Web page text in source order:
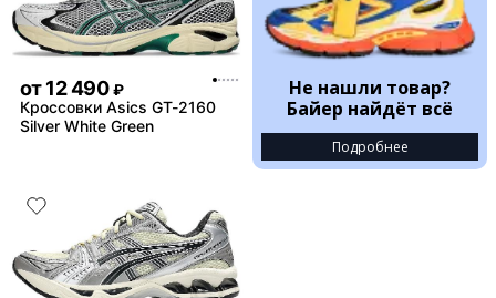
от12 490 ₽
Кроссовки Asics GT-2160
Silver White Green
Не нашли товар?
Байер найдёт всё
Подробнее